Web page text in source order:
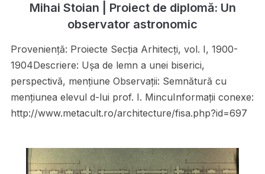
Mihai Stoian | Proiect de diplomă: Un
observator astronomic
Proveniență: Proiecte Secţia Arhitecţi, vol. I, 1900-
1904Descriere: Uşa de lemn a unei biserici,
perspectivă, menţiune Observații: Semnătură cu
menţiunea elevul d-lui prof. I. MincuInformații conexe:
http://www.metacult.ro/architecture/fisa.php?id=697